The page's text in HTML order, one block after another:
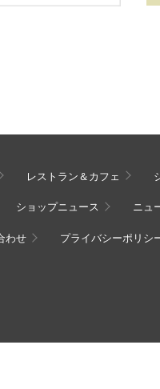
レストラン＆カフェ
ショップニュース ニュ
わせ プライバシーポリシ